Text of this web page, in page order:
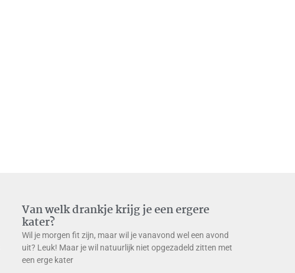
Van welk drankje krijg je een ergere
kater?
Wil je morgen fit zijn, maar wil je vanavond wel een avond
uit? Leuk! Maar je wil natuurlijk niet opgezadeld zitten met
een erge kater